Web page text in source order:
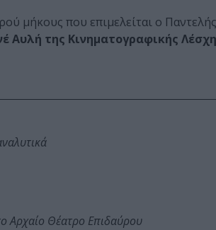
μήκους που επιμελείται ο
Αυλή της Κινηματογραφικής
Αρχαίο Θέατρο Επιδαύρου